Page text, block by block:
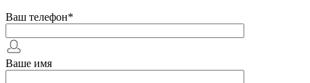
Ваш телефон*
Ваше имя